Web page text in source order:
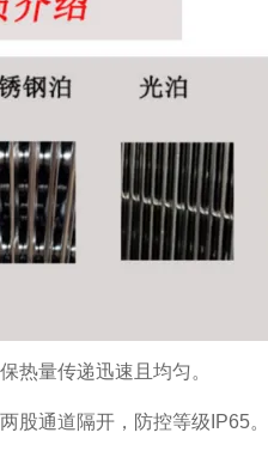
热量传递迅速且均匀。
股通道隔开，防控等级IP65。